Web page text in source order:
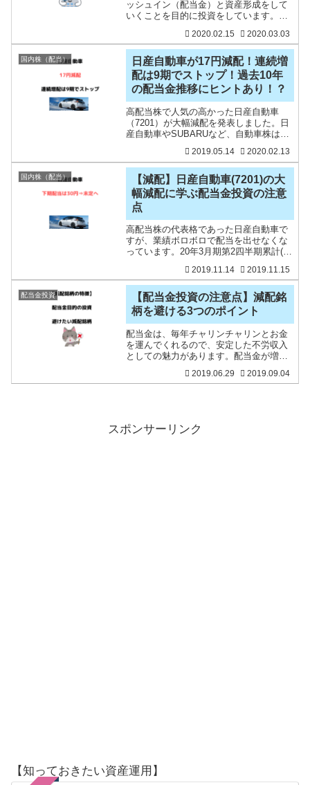
ッシュイン（配当金）と資産形成をして
いくことを目的に投資をしています。配
年も収入を見込みやすいというメリット
があります。得られた配当金は、投資資
金になり、再投資すること
2020.02.15 2020.03.03
国内株（配当）
日産自動車が17円減配！連続増
配は9期でストップ！過去10年
の配当金推移にヒントあり！？
高配当株で人気の高かった日産自動車
（7201）が大幅減配を発表しました。日
産自動車やSUBARUなど、自動車株は高
こともあり、例え高配当であっても投資
をしてきませんでした。日産自動車株は
減配により、配当利
2019.05.14 2020.02.13
国内株（配当）
【減配】日産自動車(7201)の大
幅減配に学ぶ配当金投資の注意
点
高配当株の代表格であった日産自動車で
すが、業績ボロボロで配当を出せなくな
っています。20年3月期第2四半期累計(4-
減の653億円に大きく落ち込んでいます。
また、通期の同利益を従来予想の1700億
2019.11.14 2019.11.15
配当金投資
【配当金投資の注意点】減配銘
柄を避ける3つのポイント
配当金は、毎年チャリンチャリンとお金
を運んでくれるので、安定した不労収入
としての魅力があります。配当金が増え
とは、それだけ株主に還元できるだけの
2019.06.29 2019.09.04
スポンサーリンク
【知っておきたい資産運用】